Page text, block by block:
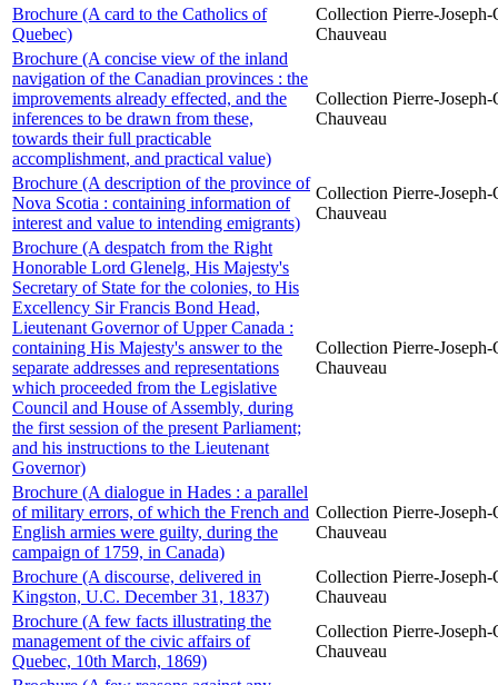
Brochure (A card to the Catholics of
Quebec)
Collection Pierre-
Chauveau
Brochure (A concise view of the inland
navigation of the Canadian provinces : the
improvements already effected, and the
inferences to be drawn from these,
towards their full practicable
accomplishment, and practical value)
Collection Pierre-
Chauveau
Brochure (A description of the province of
Nova Scotia : containing information of
interest and value to intending emigrants)
Collection Pierre-
Chauveau
Brochure (A despatch from the Right
Honorable Lord Glenelg, His Majesty's
Secretary of State for the colonies, to His
Excellency Sir Francis Bond Head,
Lieutenant Governor of Upper Canada :
containing His Majesty's answer to the
separate addresses and representations
which proceeded from the Legislative
Council and House of Assembly, during
the first session of the present Parliament;
and his instructions to the Lieutenant
Governor)
Collection Pierre-
Chauveau
Brochure (A dialogue in Hades : a parallel
of military errors, of which the French and
English armies were guilty, during the
campaign of 1759, in Canada)
Collection Pierre-
Chauveau
Brochure (A discourse, delivered in
Kingston, U.C. December 31, 1837)
Collection Pierre-
Chauveau
Brochure (A few facts illustrating the
management of the civic affairs of
Quebec, 10th March, 1869)
Collection Pierre-
Chauveau